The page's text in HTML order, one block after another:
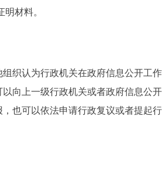
材料。
织认为行政机关在政府信息公开工作
向上一级行政机关或者政府信息公开
也可以依法申请行政复议或者提起行